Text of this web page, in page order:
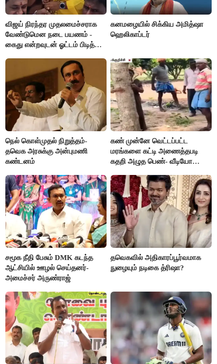
விஜய் நிரந்தர முதலமைச்சராக
வேண்டுமென நடை பயணம் -
கைது என்றவுடன் ஓட்டம் பிடித்த
கனமழையில் சிக்கிய அமித்ஷா
ஹெலிகாப்டர்
நெல் கொள்முதல் நிறுத்தம்-
தவெக அரசுக்கு அன்புமணி
கண்டனம்
கண் முன்னே வெட்டப்பட்ட
மரங்களை கட்டி அணைத்தபடி
கதறி அழுத பெண்- வீடியோ
சமூக நீதி பேசும் DMK கடந்த
ஆட்சியில் ஊழல் செய்தனர்-
அமைச்சர் அருண்ராஜ்
தவெகவில் அதிகாரப்பூர்வமாக
நுழையும் நடிகை த்ரிஷா?